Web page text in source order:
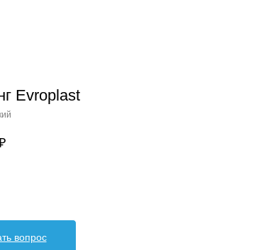
Evroplast
вопрос